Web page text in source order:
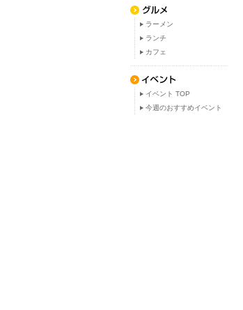
ラーメン
ランチ
カフェ
イベント TOP
今週のおすすめイベント